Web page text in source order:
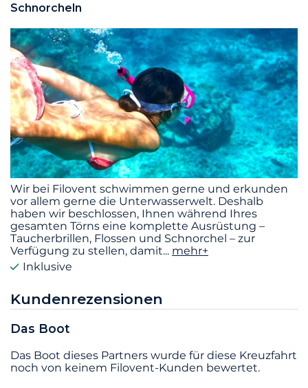
Schnorcheln
Wir bei Filovent schwimmen gerne und erkunden
vor allem gerne die Unterwasserwelt. Deshalb
haben wir beschlossen, Ihnen während Ihres
gesamten Törns eine komplette Ausrüstung –
Taucherbrillen, Flossen und Schnorchel – zur
Verfügung zu stellen, damit... mehr+
Inklusive
Kundenrezensionen
Das Boot
Das Boot dieses Partners wurde für diese Kreuzfahrt
noch von keinem Filovent-Kunden bewertet.